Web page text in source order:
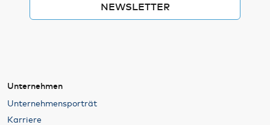
NEWSLETTER
Unternehmen
Unternehmensporträt
Karriere